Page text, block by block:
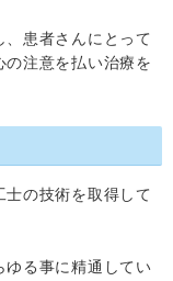
患者さんにとって
注意を払い治療を
士の技術を取得して
ゆる事に精通してい